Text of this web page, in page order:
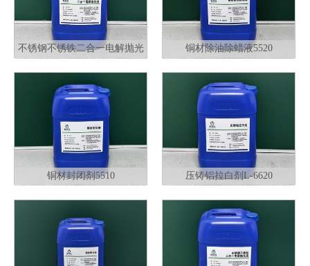
不锈钢不锈铁二合一电解抛光
铜材除油除蜡液5520
铜材封闭剂5510 压铸铝拉白剂L-6620